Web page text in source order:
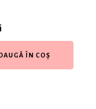
ÎN COȘ